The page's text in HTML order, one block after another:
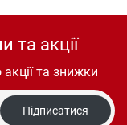
та акції
та знижки
Підписатися